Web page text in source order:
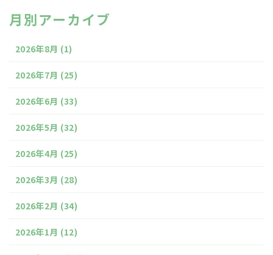
月別アーカイブ
2026年8月 (1)
2026年7月 (25)
2026年6月 (33)
2026年5月 (32)
2026年4月 (25)
2026年3月 (28)
2026年2月 (34)
2026年1月 (12)